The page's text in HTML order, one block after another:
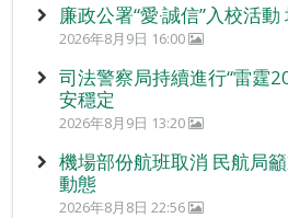
廉政公署“愛‧誠信”入校活
2026年8月9日 16:00
司法警察局持續進行“雷霆
安穩定
2026年8月9日 13:20
機場部份航班取消 民航局
動態
2026年8月8日 22:56